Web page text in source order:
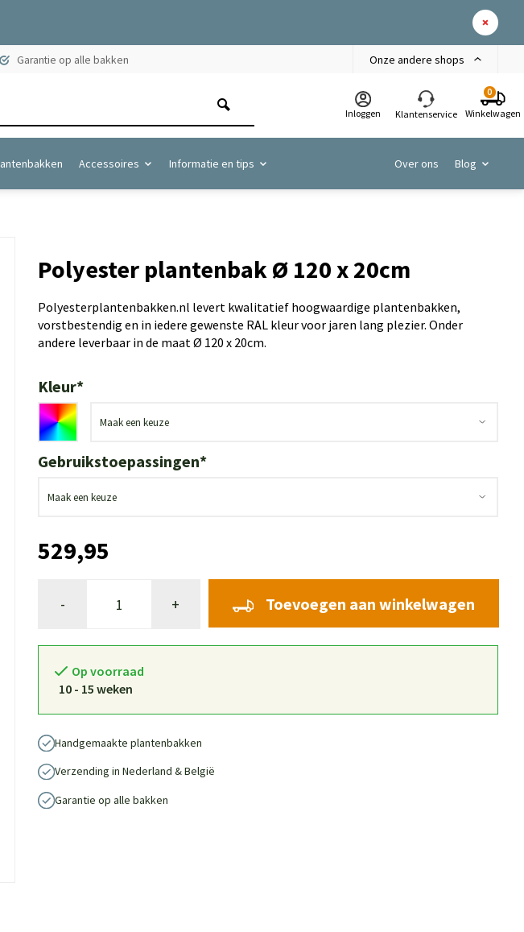
Garantie op alle bakken Onze andere shops
Inloggen Klantenservice
0
Winkelwagen
Accessoires Informatie en tips Over ons Blog
Polyester plantenbak Ø 120 x 20cm
Polyesterplantenbakken.nl levert kwalitatief hoogwaardige plantenbakken,
vorstbestendig en in iedere gewenste RAL kleur voor jaren lang plezier. Onder
andere leverbaar in de maat Ø 120 x 20cm.
Kleur*
Gebruikstoepassingen*
529,95
- + Toevoegen aan winkelwagen
Op voorraad
10 - 15 weken
Handgemaakte plantenbakken
Verzending in Nederland & België
Garantie op alle bakken